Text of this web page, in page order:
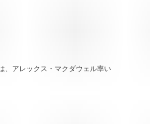
、アレックス・マクダウェル率い